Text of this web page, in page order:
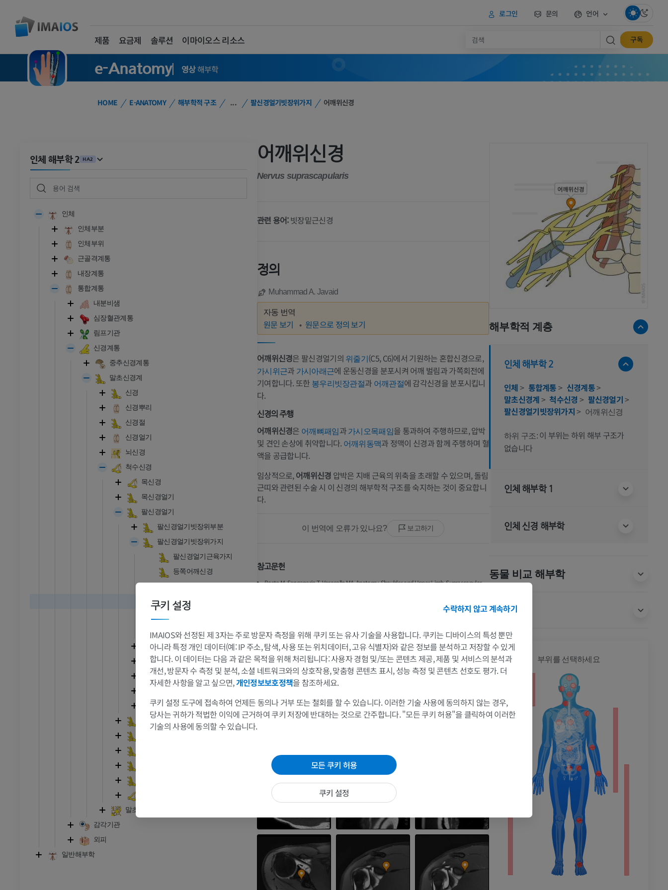
로그인 문의 언어
제품 요금제 솔루션 이마이오스 리소스 구독
e-Anatomy 영상해부학
HOME E-ANATOMY 해부학적 구조 ... 팔신경얼기빗장위가지 어깨위신경
인체 해부학 2 HA2
인체
인체부분
인체부위
근골격계통
내장계통
통합계통
내분비샘
심장혈관계통
림프기관
신경계통
중추신경계통
말초신경계
신경
신경뿌리
신경절
신경얼기
뇌신경
척수신경
목신경
목신경얼기
팔신경얼기
팔신경얼기빗장위부분
팔신경얼기빗장위가지
팔신경얼기근육가지
등쪽어깨신경
어깨위신경
덧가로막신경
팔신경얼기빗장아래부분
팔신경얼기가쪽신경다발가지
팔신경얼기뒤신경다발가지
정중신경
가슴신경
말초신경계통자율신경
감각기관
외피
일반해부학
어깨위신경
Nervus suprascapularis
관련 용어:빗장밑근신경
정의
Muhammad A. Javaid
자동 번역
원문 보기 원문으로 정의 보기
어깨위신경은 팔신경얼기의 위줄기(C5, C6)에서 기원하는 혼합신경으로,
가시위근과 가시아래근에 운동신경을 분포시켜 어깨 벌림과 가쪽회전에
기여합니다. 또한 봉우리빗장관절과 어깨관절에 감각신경을 분포시킵니
다.
신경의 주행
어깨위신경은 어깨뼈패임과가시오목패임을 통과하여 주행하므로, 압박
및 견인 손상에 취약합니다. 어깨위동맥과 정맥이 신경과 함께 주행하며 혈
액을 공급합니다.
임상적으로,어깨위신경 압박은 지배 근육의 위축을 초래할 수 있으며, 돌림
근띠와 관련된 수술 시 이 신경의 해부학적 구조를 숙지하는 것이 중요합니
다.
이 번역에 오류가 있나요? 보고하기
참고문헌
Basta M, Sanganeria T, Varacallo MA. Anatomy, Shoulder and Upper Limb, Suprascapular
갤러리
해부학적 계층
인체 해부학 2
인체> 통합계통> 신경계통>
말초신경계> 척수신경 > 팔신경얼기>
팔신경얼기빗장위가지> 어깨위신경
하위 구조: 이 부위는 하위 해부 구조가
없습니다
인체 해부학 1
인체 신경 해부학
동물 비교 해부학
번역
프리미엄
발앞부 MRI
MRI
프리미엄
다리 MRI
MRI
프리미엄
팔
팔 MRI
MRI
프리미엄
프리미엄
손목 MRI
MRI
프리미엄
다리
삽화
프리미엄
부위를 선택하세요
쿠키 설정 수락하지 않고 계속하기
IMAIOS와 선정된 제 3자는 주로 방문자 측정을 위해 쿠키 또는 유사 기술을 사용합니다. 쿠키는 디바이스의 특성 뿐만
아니라 특정 개인 데이터(예: IP 주소, 탐색, 사용 또는 위치데이터, 고유 식별자)와 같은 정보를 분석하고 저장할 수 있게
합니다. 이 데이터는 다음 과 같은 목적을 위해 처리됩니다: 사용자 경험 및/또는 콘텐츠 제공, 제품 및 서비스의 분석과
개선, 방문자 수 측정 및 분석, 소셜 네트워크와의 상호작용, 맞춤형 콘텐츠 표시, 성능 측정 및 콘텐츠 선호도 평가. 더
자세한 사항을 알고 싶으면,개인정보보호정책을 참조하세요.
쿠키 설정 도구에 접속하여 언제든 동의나 거부 또는 철회를 할 수 있습니다. 이러한 기술 사용에 동의하지 않는 경우,
당사는 귀하가 적법한 이익에 근거하여 쿠키 저장에 반대하는 것으로 간주합니다. "모든 쿠키 허용"을 클릭하여 이러한
기술의 사용에 동의할 수 있습니다.
모든 쿠키 허용
쿠키 설정